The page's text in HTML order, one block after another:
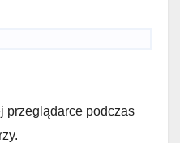
przeglądarce podczas